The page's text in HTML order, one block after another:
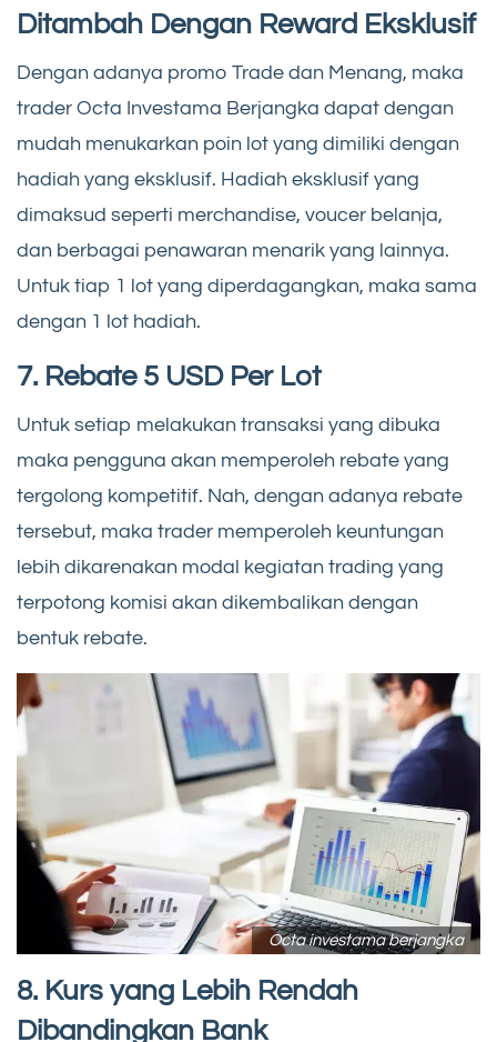
Ditambah Dengan Reward Eksklusif
Dengan adanya promo Trade dan Menang, maka
trader Octa Investama Berjangka dapat dengan
mudah menukarkan poin lot yang dimiliki dengan
hadiah yang eksklusif. Hadiah eksklusif yang
dimaksud seperti merchandise, voucer belanja,
dan berbagai penawaran menarik yang lainnya.
Untuk tiap 1 lot yang diperdagangkan, maka sama
dengan 1 lot hadiah.
7. Rebate 5 USD Per Lot
Untuk setiap melakukan transaksi yang dibuka
maka pengguna akan memperoleh rebate yang
tergolong kompetitif. Nah, dengan adanya rebate
tersebut, maka trader memperoleh keuntungan
lebih dikarenakan modal kegiatan trading yang
terpotong komisi akan dikembalikan dengan
bentuk rebate.
Octa investama berjangka
8. Kurs yang Lebih Rendah
Dibandingkan Bank